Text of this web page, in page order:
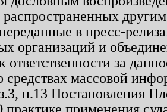
в пресс-
организаций и
ответственности за
средствах массовой
п.13 Постановления
практике применения